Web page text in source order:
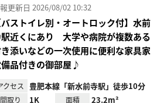
更新日 2026/08/02 10:32
バストイレ別・オートロック付】水前
近くにあり 大学や病院が複数ある
添いなどの一次使用に便利な家具家
品付きの御部屋♪
クセス 豊肥本線「新水前寺駅」徒歩10分
間取り 1K 面積 23.2m²